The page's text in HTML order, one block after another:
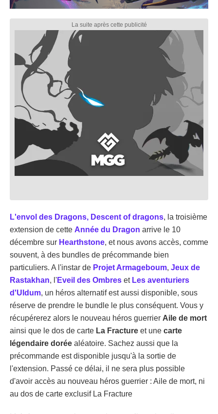
L'envol des Dragons, Descent of dragons, la troisième
extension de cette Année du Dragon arrive le 10
décembre sur Hearthstone, et nous avons accès, comme
souvent, à des bundles de précommande bien
particuliers. A l'instar de Projet Armageboum, Jeux de
Rastakhan, l'Eveil des Ombres et Les aventuriers
d'Uldum, un héros alternatif est aussi disponible, sous
réserve de prendre le bundle le plus conséquent. Vous y
récupérerez alors le nouveau héros guerrier Aile de mort
ainsi que le dos de carte La Fracture et une carte
légendaire dorée aléatoire. Sachez aussi que la
précommande est disponible jusqu'à la sortie de
l'extension. Passé ce délai, il ne sera plus possible
d'avoir accès au nouveau héros guerrier : Aile de mort, ni
au dos de carte exclusif La Fracture